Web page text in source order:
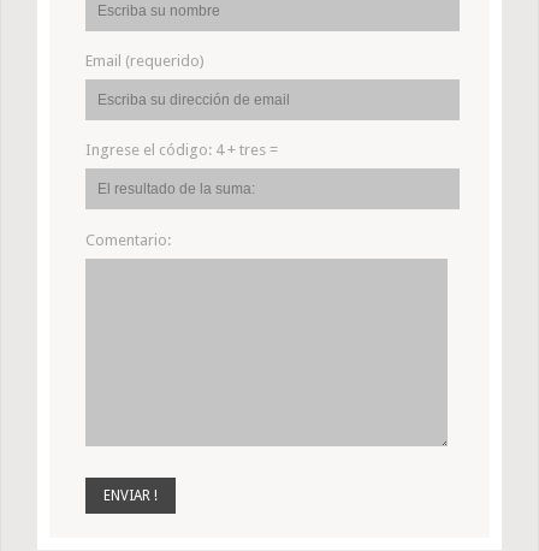
Email (requerido)
Ingrese el código: 4 + tres =
Comentario: